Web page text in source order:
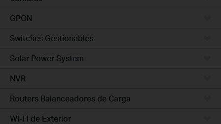
GPON
Switches Gestionables
Solar Power System
NVR
Routers Balanceadores de Carga
Wi-Fi de Exterior